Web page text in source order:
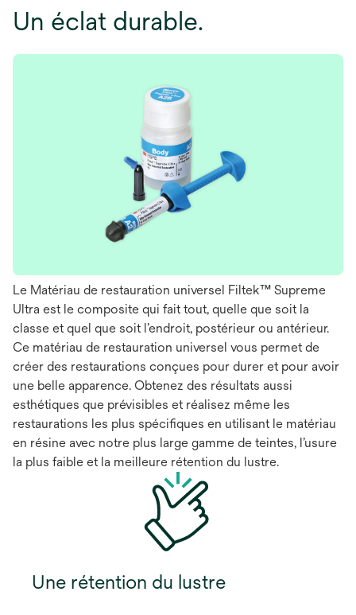
Un éclat durable.
Le Matériau de restauration universel Filtek™ Supreme
Ultra est le composite qui fait tout, quelle que soit la
classe et quel que soit l’endroit, postérieur ou antérieur.
Ce matériau de restauration universel vous permet de
créer des restaurations conçues pour durer et pour avoir
une belle apparence. Obtenez des résultats aussi
esthétiques que prévisibles et réalisez même les
restaurations les plus spécifiques en utilisant le matériau
en résine avec notre plus large gamme de teintes, l’usure
la plus faible et la meilleure rétention du lustre.
Une rétention du lustre